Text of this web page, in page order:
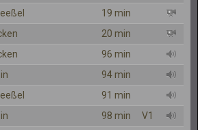
19 min
20 min
96 min
94 min
91 min
98 min
V1